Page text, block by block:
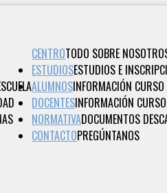
CENTROTODO SOBRE
ESTUDIOSESTUDIOS E
ALUMNOSINFORMACIÓN
DOCENTESINFORMACIÓN
NORMATIVADOCUMENTOS
CONTACTOPREGÚNTANOS